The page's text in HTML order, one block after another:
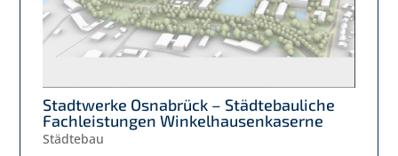
Stadtwerke Osnabrück – Städtebauliche
Fachleistungen Winkelhausenkaserne
Städtebau